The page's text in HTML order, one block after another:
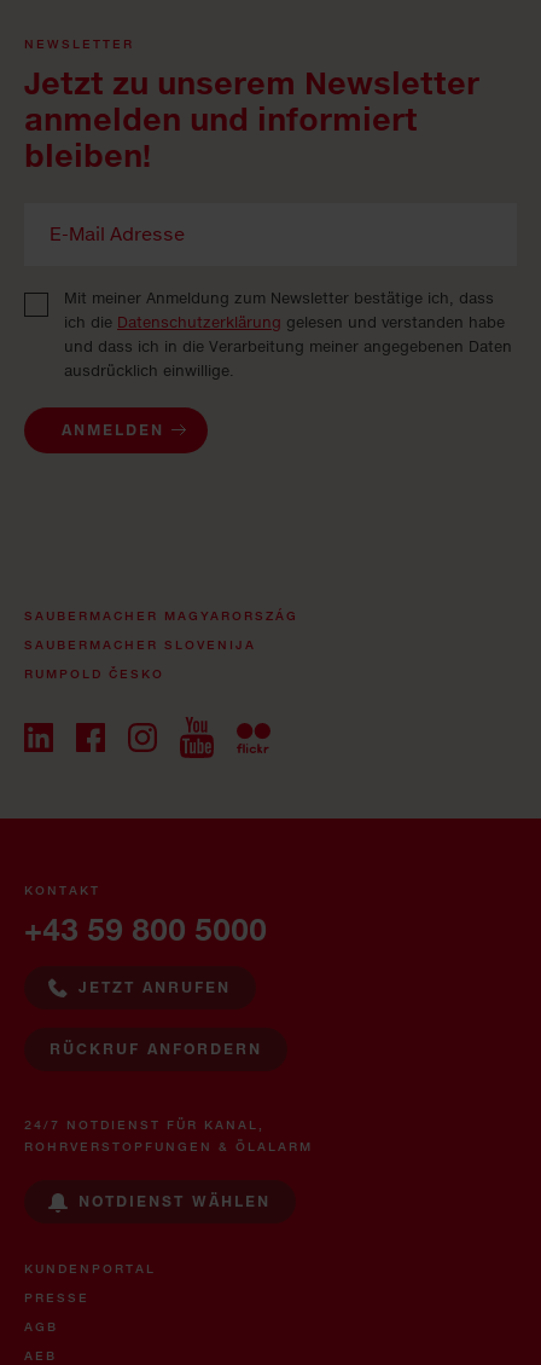
NEWSLETTER
Jetzt zu unserem Newsletter
anmelden und informiert
bleiben!
Mit meiner Anmeldung zum Newsletter bestätige ich, dass
ich die Datenschutzerklärung gelesen und verstanden habe
und dass ich in die Verarbeitung meiner angegebenen Daten
ausdrücklich einwillige.
ANMELDEN
SAUBERMACHER MAGYARORSZÁG
SAUBERMACHER SLOVENIJA
RUMPOLD ČESKO
KONTAKT
+43 59 800 5000
JETZT ANRUFEN
RÜCKRUF ANFORDERN
24/7 NOTDIENST FÜR KANAL,
ROHRVERSTOPFUNGEN & ÖLALARM
NOTDIENST WÄHLEN
KUNDENPORTAL
PRESSE
AGB
AEB